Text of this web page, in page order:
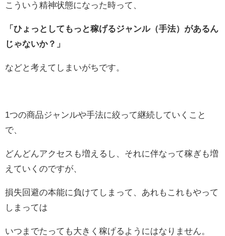
こういう精神状態になった時って、
「ひょっとしてもっと稼げるジャンル（手法）があるん
じゃないか？」
などと考えてしまいがちです。
1つの商品ジャンルや手法に絞って継続していくこと
で、
どんどんアクセスも増えるし、それに伴なって稼ぎも増
えていくのですが、
損失回避の本能に負けてしまって、あれもこれもやって
しまっては
いつまでたっても大きく稼げるようにはなりません。